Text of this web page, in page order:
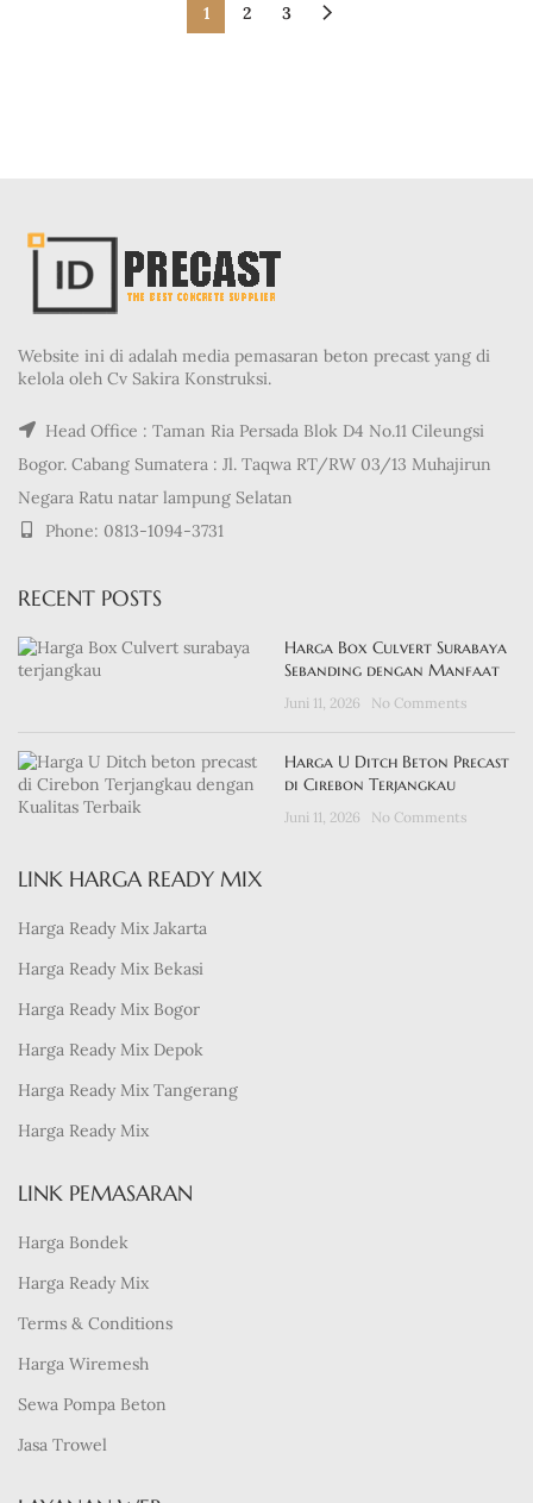
1 2 3
Website ini di adalah media pemasaran beton precast yang di
kelola oleh Cv Sakira Konstruksi.
Head Office : Taman Ria Persada Blok D4 No.11 Cileungsi
Bogor. Cabang Sumatera : Jl. Taqwa RT/RW 03/13 Muhajirun
Negara Ratu natar lampung Selatan
Phone: 0813-1094-3731
RECENT POSTS
Harga Box Culvert Surabaya
Sebanding dengan Manfaat
Juni 11, 2026 No Comments
Harga U Ditch Beton Precast
di Cirebon Terjangkau
Juni 11, 2026 No Comments
LINK HARGA READY MIX
Harga Ready Mix Jakarta
Harga Ready Mix Bekasi
Harga Ready Mix Bogor
Harga Ready Mix Depok
Harga Ready Mix Tangerang
Harga Ready Mix
LINK PEMASARAN
Harga Bondek
Harga Ready Mix
Terms & Conditions
Harga Wiremesh
Sewa Pompa Beton
Jasa Trowel